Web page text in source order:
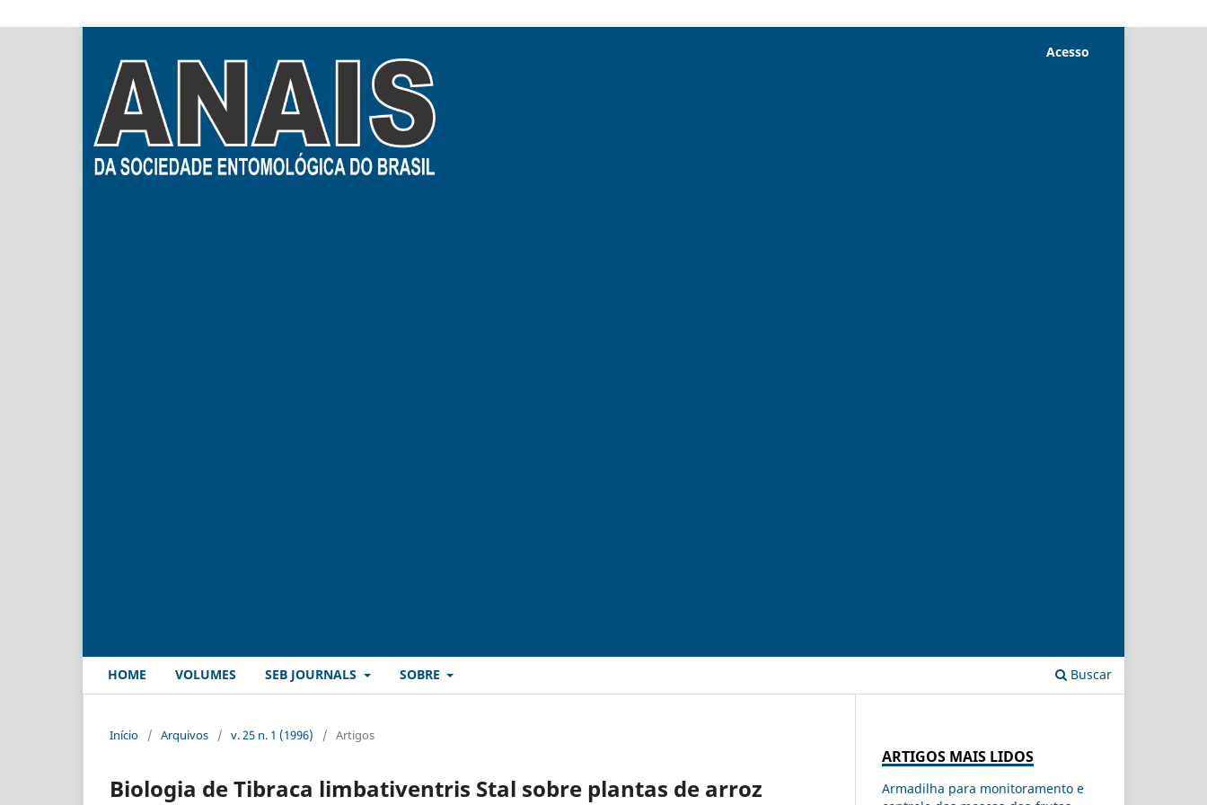
HOME VOLUMES SEB JOURNALS SOBRE Buscar
Acesso
Início / Arquivos / v. 25 n. 1 (1996) / Artigos
Biologia de Tibraca limbativentris Stal sobre plantas de arroz
ARTIGOS MAIS LIDOS
Armadilha para monitoramento e